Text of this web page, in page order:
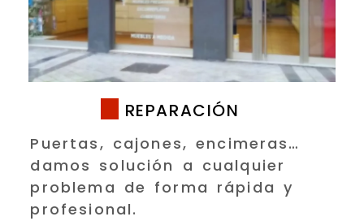
REPARACIÓN
Puertas, cajones, encimeras…
damos solución a cualquier
problema de forma rápida y
profesional.